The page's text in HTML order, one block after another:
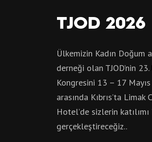
TJOD 2026
Ülkemizin Kadın Doğum
derneği olan TJOD’nin
Kongresini 13 – 17
arasında Kıbrıs’ta Limak
Hotel’de sizlerin
gerçekleştireceğiz..